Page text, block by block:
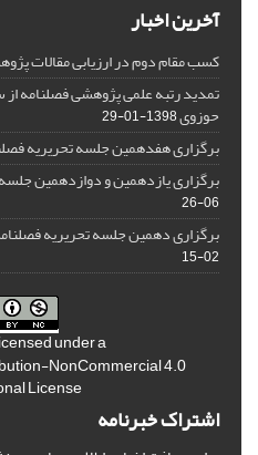
آخرین اخبار
کسب مقام دوم در ارزیابی مقالات
تمدید رتبه علمی پژوهشی فصلنامه
حوزوی1398-01-29
برگزاری هفدهمین جلسه تحریریه
برگزاری یازدهمین و دوازدهمین
06-26
برگزاری دهمین جلسه تحریریه
02-15
under a
NonCommercial 4.0
License
اشتراک خبرنامه